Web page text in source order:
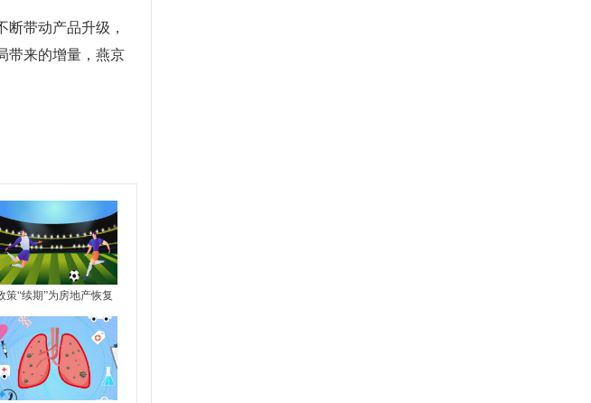
带动产品升级，
带来的增量，燕京
策“续期”为房地产恢复
注入确定性